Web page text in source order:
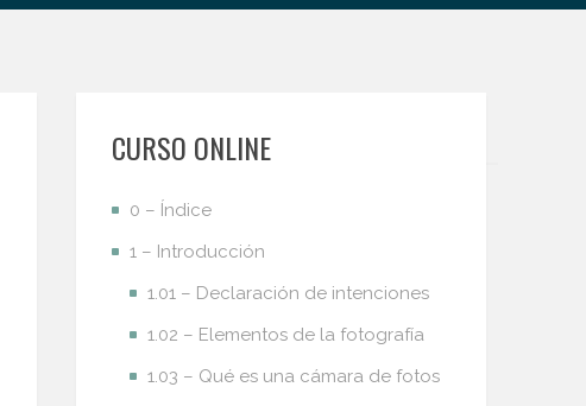
CURSO ONLINE
0 – Índice
1 – Introducción
1.01 – Declaración de intenciones
1.02 – Elementos de la fotografía
1.03 – Qué es una cámara de fotos